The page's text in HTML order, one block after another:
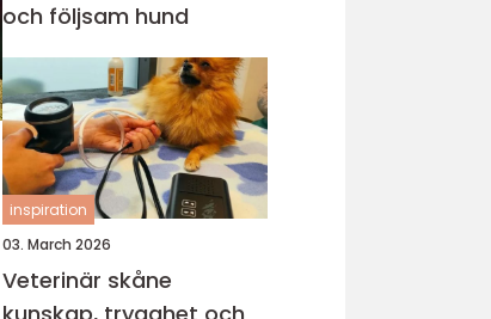
och följsam hund
inspiration
03. March 2026
Veterinär skåne